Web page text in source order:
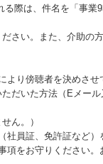
は、件名を「事業
い。また、介助の
り傍聴者を決めさせ
いた方法（Eメール
ん。）
員証、免許証など）
をお守りください。